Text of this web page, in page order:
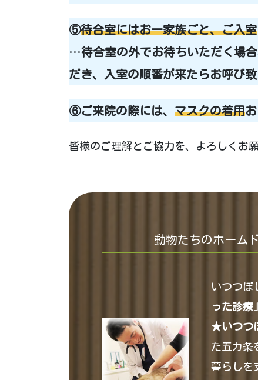
⑤待合室にはお一家族ごと、ご入室
…待合室の外でお待ちいただく場
だき、入室の順番が来たらお呼び致
⑥ご来院の際には、 マスクの着用
皆様のご理解とご協力を、よろしくお
動物たちのホーム
いつつぼ
った診療」
★いつつ
た五カ条
暮らしを